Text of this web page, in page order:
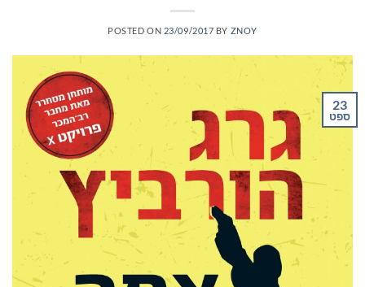
POSTED ON 23/09/2017 BY ZNOY
23
ספט